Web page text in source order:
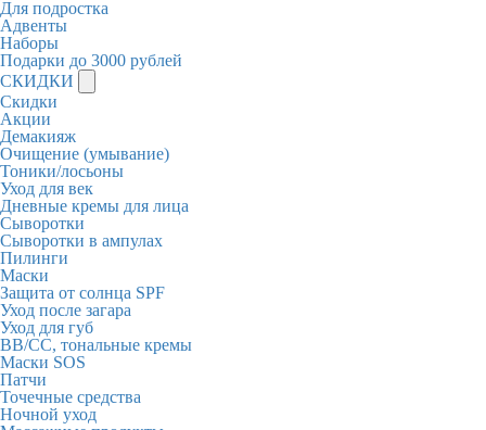
Для подростка
Адвенты
Наборы
Подарки до 3000 рублей
СКИДКИ
Скидки
Акции
Демакияж
Очищение (умывание)
Тоники/лосьоны
Уход для век
Дневные кремы для лица
Сыворотки
Сыворотки в ампулах
Пилинги
Маски
Защита от солнца SPF
Уход после загара
Уход для губ
BB/CC, тональные кремы
Маски SOS
Патчи
Точечные средства
Ночной уход